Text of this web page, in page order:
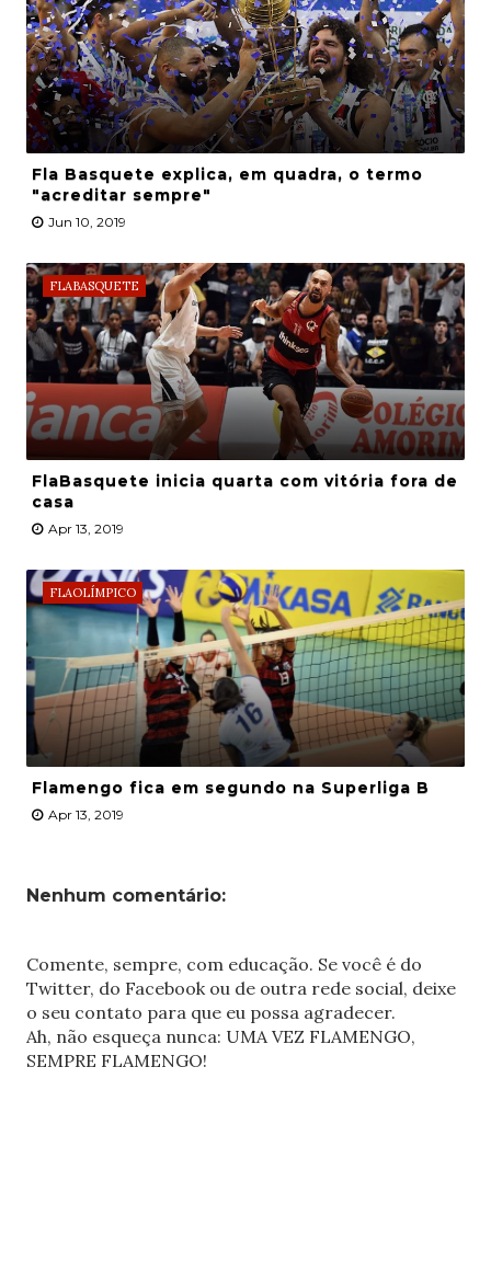
Fla Basquete explica, em quadra, o termo
"acreditar sempre"
Jun 10, 2019
FLABASQUETE
FlaBasquete inicia quarta com vitória fora de
casa
Apr 13, 2019
FLAOLÍMPICO
Flamengo fica em segundo na Superliga B
Apr 13, 2019
Nenhum comentário:
Comente, sempre, com educação. Se você é do
Twitter, do Facebook ou de outra rede social, deixe
o seu contato para que eu possa agradecer.
Ah, não esqueça nunca: UMA VEZ FLAMENGO,
SEMPRE FLAMENGO!